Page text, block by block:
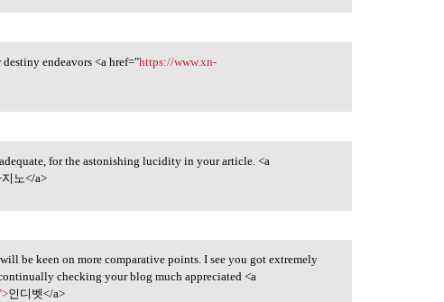
endeavors <a href="https://www.xn-
for the astonishing lucidity in your article. <a
노</a>
be keen on more comparative points. I see you got extremely
checking your blog much appreciated <a
인디벳</a>